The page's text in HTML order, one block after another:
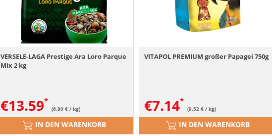
VERSELE-LAGA Prestige Ara Loro Parque
Mix 2 kg
€13.59 (6.80 € / kg)
IN DEN WARENKORB
VITAPOL PREMIUM großer Papagei 750g
€7.14 (9.52 € / kg)
IN DEN WARENKORB